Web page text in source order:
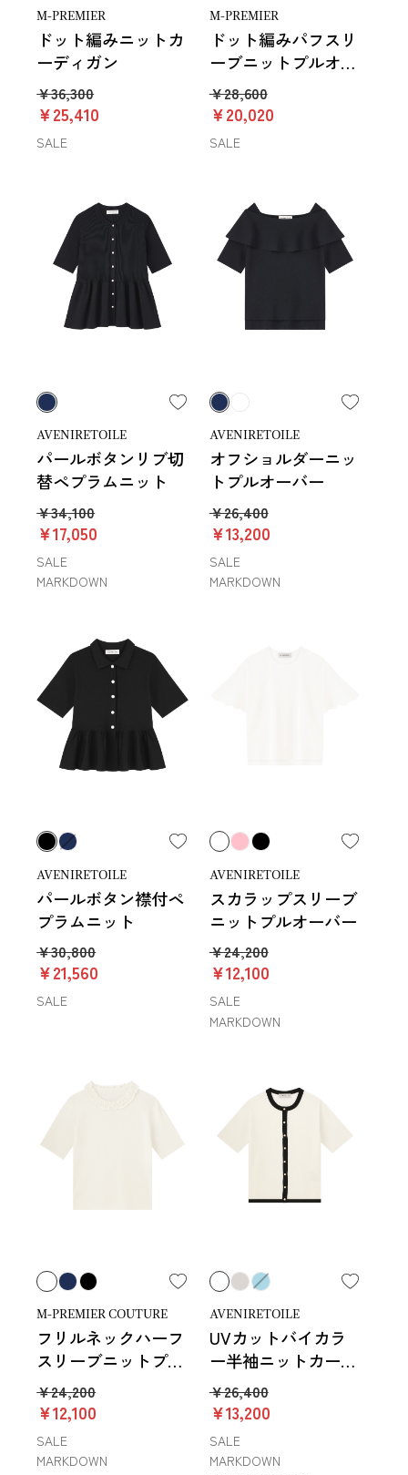
M-PREMIER
ドット編みニットカ
ーディガン
￥36,300
￥25,410
SALE
M-PREMIER
ドット編みパフスリ
ーブニットプルオー
バー
￥28,600
￥20,020
SALE
AVENIRETOILE
パールボタンリブ切
替ペプラムニット
￥34,100
￥17,050
SALE
MARKDOWN
AVENIRETOILE
オフショルダーニッ
トプルオーバー
￥26,400
￥13,200
SALE
MARKDOWN
AVENIRETOILE
パールボタン襟付ペ
プラムニット
￥30,800
￥21,560
SALE
AVENIRETOILE
スカラップスリーブ
ニットプルオーバー
￥24,200
￥12,100
SALE
MARKDOWN
M-PREMIER COUTURE
フリルネックハーフ
スリーブニットプル
オーバー
￥24,200
￥12,100
SALE
MARKDOWN
AVENIRETOILE
UVカットバイカラ
ー半袖ニットカーデ
ィガン
￥26,400
￥13,200
SALE
MARKDOWN